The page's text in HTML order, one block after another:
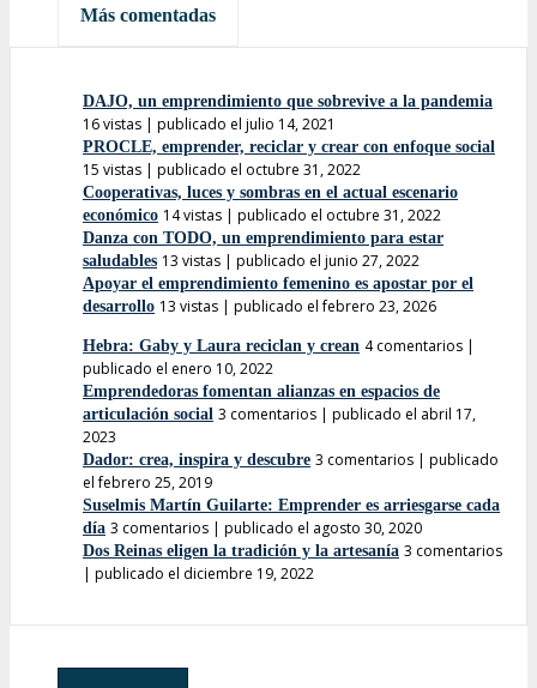
Más comentadas
DAJO, un emprendimiento que sobrevive a la pandemia
16 vistas | publicado el julio 14, 2021
PROCLE, emprender, reciclar y crear con enfoque social
15 vistas | publicado el octubre 31, 2022
Cooperativas, luces y sombras en el actual escenario
económico 14 vistas | publicado el octubre 31, 2022
Danza con TODO, un emprendimiento para estar
saludables 13 vistas | publicado el junio 27, 2022
Apoyar el emprendimiento femenino es apostar por el
desarrollo 13 vistas | publicado el febrero 23, 2026
Hebra: Gaby y Laura reciclan y crean 4 comentarios |
publicado el enero 10, 2022
Emprendedoras fomentan alianzas en espacios de
articulación social 3 comentarios | publicado el abril 17,
2023
Dador: crea, inspira y descubre 3 comentarios | publicado
el febrero 25, 2019
Suselmis Martín Guilarte: Emprender es arriesgarse cada
día 3 comentarios | publicado el agosto 30, 2020
Dos Reinas eligen la tradición y la artesanía 3 comentarios
| publicado el diciembre 19, 2022